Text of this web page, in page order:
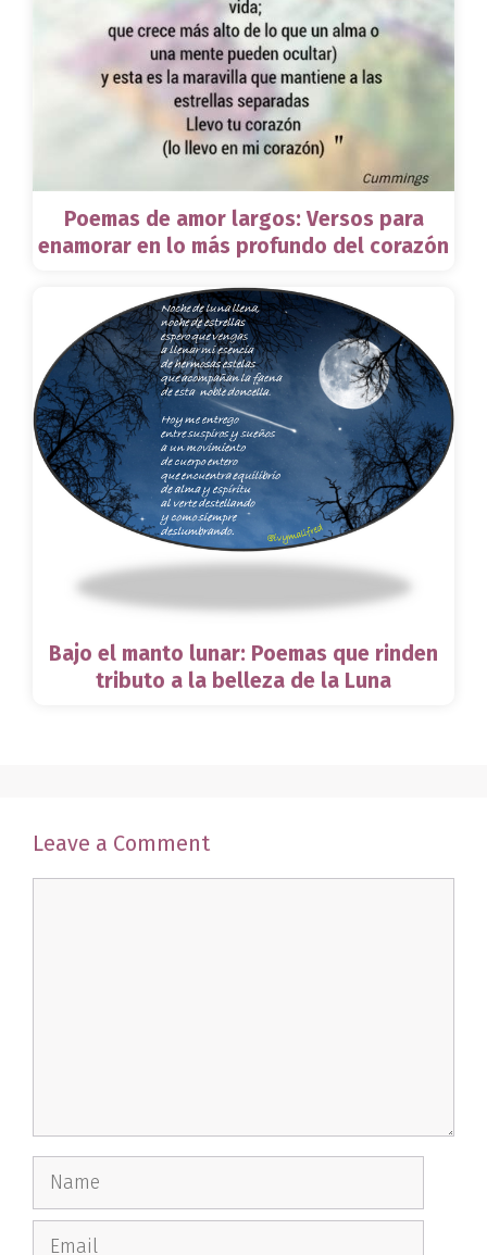
Poemas de amor largos: Versos para
enamorar en lo más profundo del corazón
Bajo el manto lunar: Poemas que rinden
tributo a la belleza de la Luna
Leave a Comment
Name
Email